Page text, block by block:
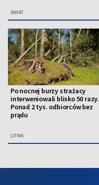
ŚWIAT
Po nocnej burzy strażacy
interweniowali blisko 50 razy.
Ponad 2 tys. odbiorców bez
prądu
LITWA